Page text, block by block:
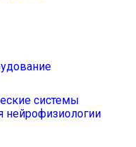
системы
нейрофизиологии